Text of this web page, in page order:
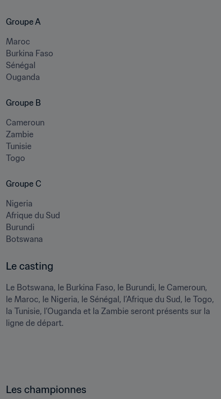
Groupe A
Maroc
Burkina Faso
Sénégal
Ouganda
Groupe B
Cameroun
Zambie
Tunisie
Togo
Groupe C
Nigeria
Afrique du Sud
Burundi
Botswana
Le casting
Le Botswana, le Burkina Faso, le Burundi, le Cameroun,
le Maroc, le Nigeria, le Sénégal, l’Afrique du Sud, le Togo,
la Tunisie, l’Ouganda et la Zambie seront présents sur la
ligne de départ.
Les championnes